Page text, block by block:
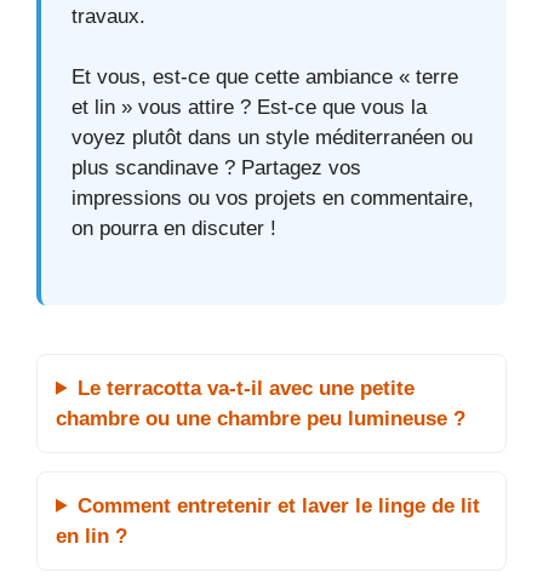
travaux.
Et vous, est-ce que cette ambiance « terre
et lin » vous attire ? Est-ce que vous la
voyez plutôt dans un style méditerranéen ou
plus scandinave ? Partagez vos
impressions ou vos projets en commentaire,
on pourra en discuter !
Le terracotta va-t-il avec une petite
chambre ou une chambre peu lumineuse ?
Comment entretenir et laver le linge de lit
en lin ?